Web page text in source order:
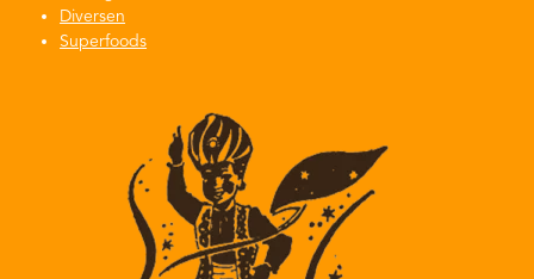
Diversen
Superfoods